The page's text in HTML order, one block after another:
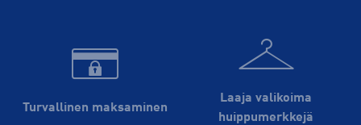
Turvallinen maksaminen
Laaja valikoima
huippu­merkkejä